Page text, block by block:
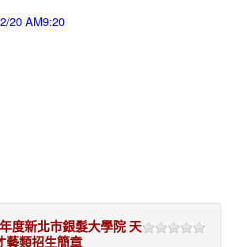
20 AM9:20
度新北市銀髮大學院 天
藝類招生簡章